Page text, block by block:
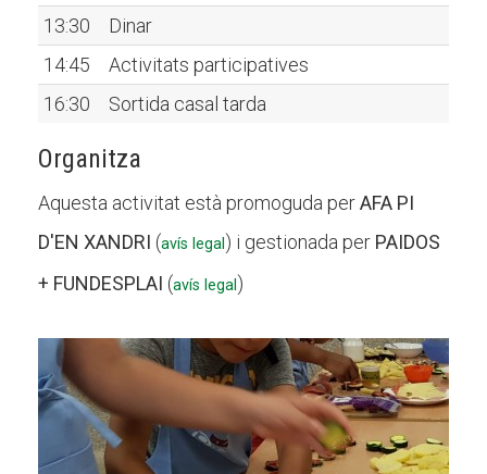
13:30
Dinar
14:45
Activitats participatives
16:30
Sortida casal tarda
Organitza
Aquesta activitat està promoguda perAFA PI
D'EN XANDRI (avís legal) i gestionada per PAIDOS
+ FUNDESPLAI (avís legal)